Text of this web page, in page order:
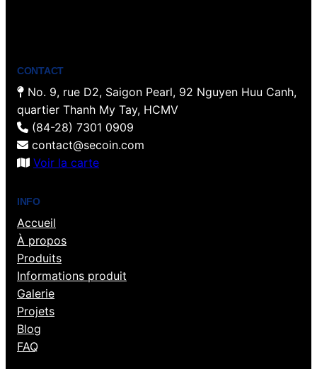
CONTACT
No. 9, rue D2, Saigon Pearl, 92 Nguyen Huu Canh,
quartier Thanh My Tay, HCMV
(84-28) 7301 0909
contact@secoin.com
Voir la carte
INFO
Accueil
À propos
Produits
Informations produit
Galerie
Projets
Blog
FAQ